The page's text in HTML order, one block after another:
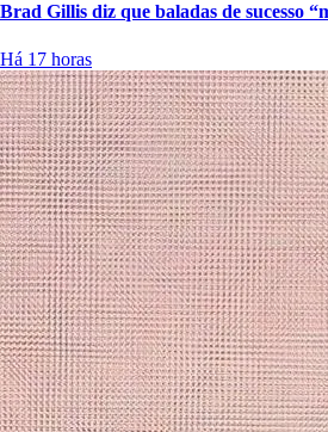
Brad Gillis diz que baladas de sucesso
Há 17 horas